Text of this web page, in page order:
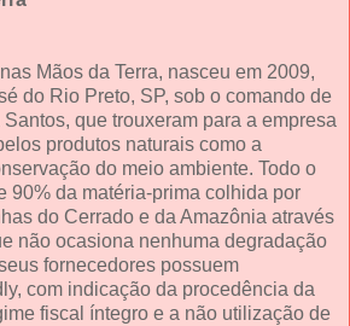
Mãos da Terra, nasceu em 2009,
do Rio Preto, SP, sob o comando de
que trouxeram para a empresa
produtos naturais como a
do meio ambiente. Todo o
90% da matéria-prima colhida por
do Cerrado e da Amazônia através
não ocasiona nenhuma degradação
fornecedores possuem
com indicação da procedência da
fiscal íntegro e a não utilização de